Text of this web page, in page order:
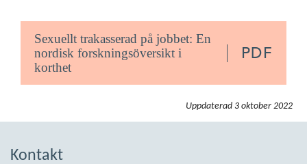
Sexuellt trakasserad på jobbet: En
nordisk forskningsöversikt i
korthet
PDF
Uppdaterad 3 oktober 2022
Kontakt